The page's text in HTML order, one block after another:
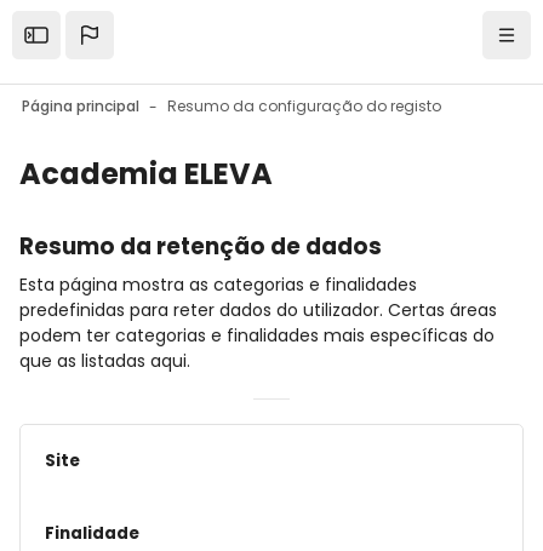
Mesma janela
Página principal Resumo da configuração do registo
Academia ELEVA
Resumo da retenção de dados
Esta página mostra as categorias e finalidades
predefinidas para reter dados do utilizador. Certas áreas
podem ter categorias e finalidades mais específicas do
que as listadas aqui.
Site
Finalidade